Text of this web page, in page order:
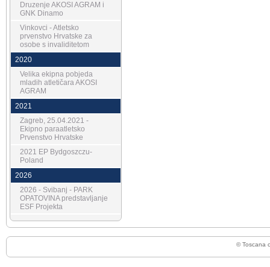
Druzenje AKOSI AGRAM i
GNK Dinamo
Vinkovci - Atletsko
prvenstvo Hrvatske za
osobe s invaliditetom
2020
Velika ekipna pobjeda
mladih atletičara AKOSI
AGRAM
2021
Zagreb, 25.04.2021 -
Ekipno paraatletsko
Prvenstvo Hrvatske
2021 EP Bydgoszczu-
Poland
2026
2026 - Svibanj - PARK
OPATOVINA predstavljanje
ESF Projekta
© Toscana